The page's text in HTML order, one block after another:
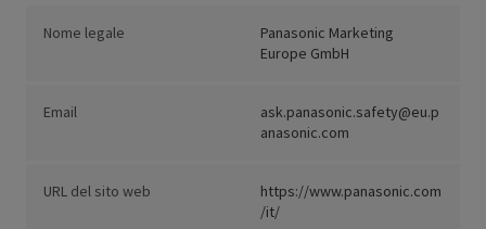
Nome legale
Panasonic Marketing
Europe GmbH
Email
ask.panasonic.safety@eu.p
anasonic.com
URL del sito web
https://www.panasonic.com
/it/